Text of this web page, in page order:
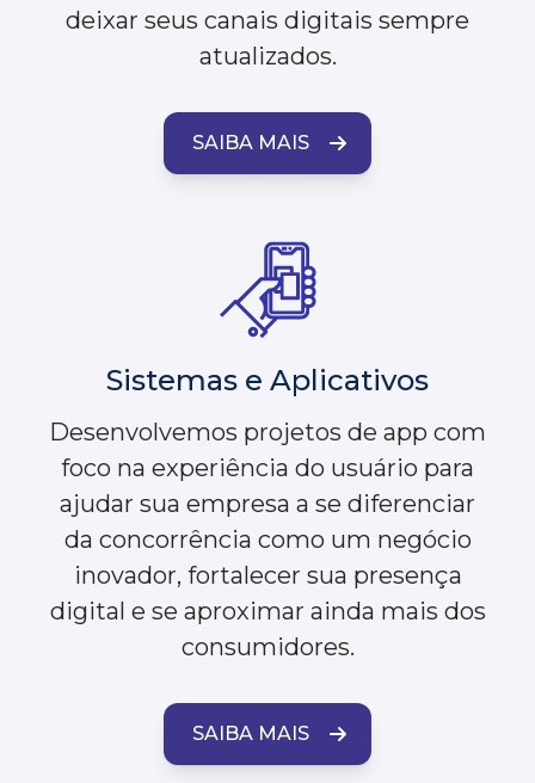
deixar seus canais digitais sempre
atualizados.
SAIBA MAIS
Sistemas e Aplicativos
Desenvolvemos projetos de app com
foco na experiência do usuário para
ajudar sua empresa a se diferenciar
da concorrência como um negócio
inovador, fortalecer sua presença
digital e se aproximar ainda mais dos
consumidores.
SAIBA MAIS